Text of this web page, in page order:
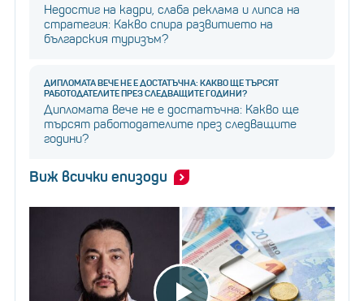
Недостиг на кадри, слаба реклама и липса на
стратегия: Какво спира развитието на
българския туризъм?
ДИПЛОМАТА ВЕЧЕ НЕ Е ДОСТАТЪЧНА: КАКВО ЩЕ ТЪРСЯТ
РАБОТОДАТЕЛИТЕ ПРЕЗ СЛЕДВАЩИТЕ ГОДИНИ?
Дипломата вече не е достатъчна: Какво ще
търсят работодателите през следващите
години?
Виж всички епизоди